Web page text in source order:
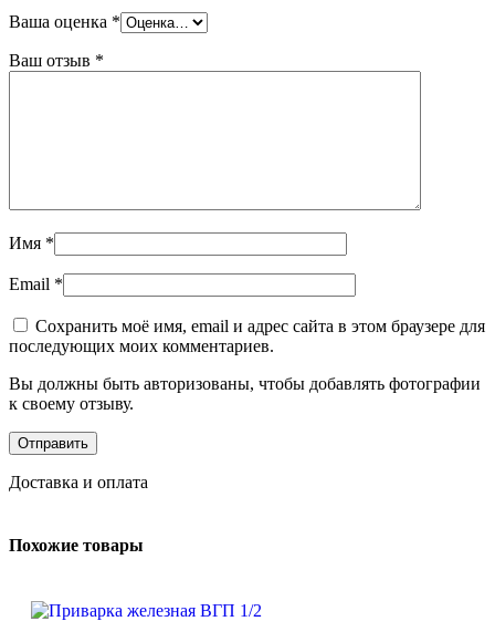
Ваша оценка *
Ваш отзыв *
Имя *
Email *
Сохранить моё имя, email и адрес сайта в этом браузере для
последующих моих комментариев.
Вы должны быть авторизованы, чтобы добавлять фотографии
к своему отзыву.
Доставка и оплата
Похожие товары